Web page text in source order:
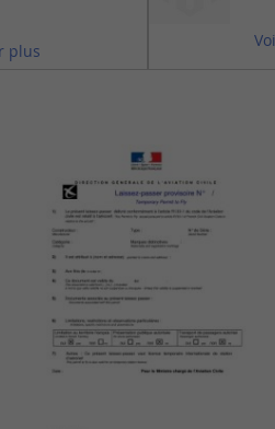
plus